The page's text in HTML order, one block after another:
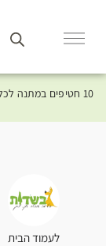
10 חטיפים במתנה
לעמוד הבית